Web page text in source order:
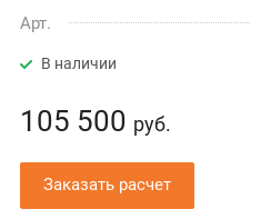
Арт.
В наличии
105 500 руб.
Заказать расчет